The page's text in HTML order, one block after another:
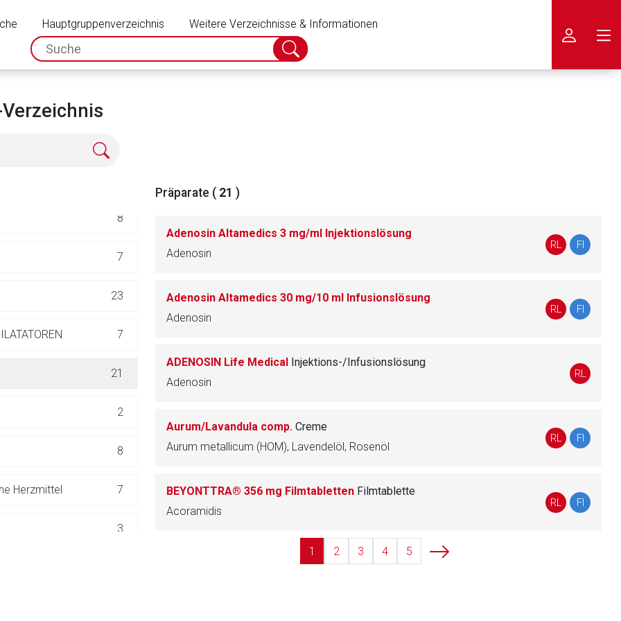
Hauptgruppenverzeichnis
Weitere Verzeichnisse & Informationen
spc.search.input.placeholder
Suche
abschicken
Verzeichnis
583
8
7
23
7
21
2
8
Herzmittel 7
3
Präparate ( 21 )
Adenosin Altamedics 3 mg/ml Injektionslösung
Adenosin
RL FI
Adenosin Altamedics 30 mg/10 ml Infusionslösung
Adenosin
RL FI
ADENOSIN Life Medical Injektions-/Infusionslösung
Adenosin
RL
Aurum/Lavandula comp. Creme
Aurum metallicum (HOM), Lavendelöl, Rosenöl
RL FI
BEYONTTRA® 356 mg Filmtabletten Filmtablette
Acoramidis
RL FI
1 2 3 4 5
Ebenso gelten dort ggf. andere Datenschutzbestimmungen.
Zurück zur rote-liste.de Zur Seite